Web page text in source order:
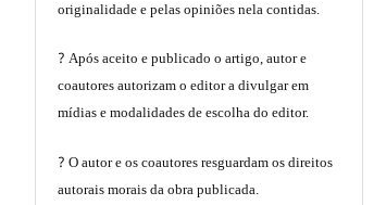
originalidade e pelas opiniões nela contidas.
?Após aceito e publicado o artigo, autor e
coautores autorizam o editor a divulgar em
mídias e modalidades de escolha do editor.
?O autor e os coautores resguardam os direitos
autorais morais da obra publicada.